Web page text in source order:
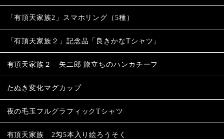
「有頂天家族2」スマホリング（5種）
「有頂天家族２」記念品「良きかなTシャツ」
有頂天家族２ 矢二郎 旅立ちのハンカチーフ
たぬき変化マグカップ
夜の毛玉フルグラフィックTシャツ
有頂天家族 2匁5本入り絵ろうそく